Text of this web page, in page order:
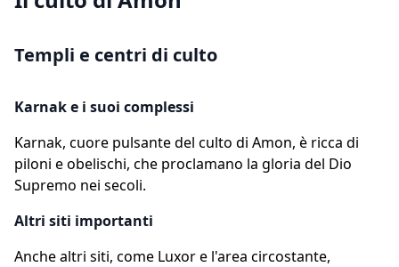
Templi e centri di culto
Karnak e i suoi complessi
Karnak, cuore pulsante del culto di Amon, è ricca di
piloni e obelischi, che proclamano la gloria del Dio
Supremo nei secoli.
Altri siti importanti
Anche altri siti, come Luxor e l'area circostante,